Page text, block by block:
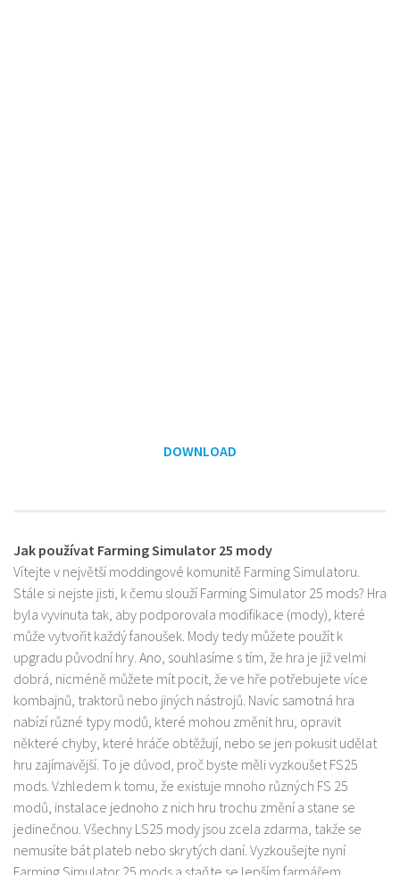
DOWNLOAD
Jak používat Farming Simulator 25 mody
Vítejte v největší moddingové komunitě Farming Simulatoru.
Stále si nejste jisti, k čemu slouží Farming Simulator 25 mods? Hra
byla vyvinuta tak, aby podporovala modifikace (mody), které
může vytvořit každý fanoušek. Mody tedy můžete použít k
upgradu původní hry. Ano, souhlasíme s tím, že hra je již velmi
dobrá, nicméně můžete mít pocit, že ve hře potřebujete více
kombajnů, traktorů nebo jiných nástrojů. Navíc samotná hra
nabízí různé typy modů, které mohou změnit hru, opravit
některé chyby, které hráče obtěžují, nebo se jen pokusit udělat
hru zajímavější. To je důvod, proč byste měli vyzkoušet FS25
mods. Vzhledem k tomu, že existuje mnoho různých FS 25
modů, instalace jednoho z nich hru trochu změní a stane se
jedinečnou. Všechny LS25 mody jsou zcela zdarma, takže se
nemusíte bát plateb nebo skrytých daní. Vyzkoušejte nyní